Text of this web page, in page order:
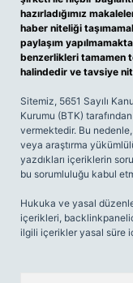
hazırladığımız
haber niteliği
paylaşım
benzerlikleri tamamen
halindedir ve tavsiye
Sitemiz, 5651 Sayılı
Kurumu (BTK)
vermektedir. Bu
veya araştırma
yazdıkları içeriklerin
bu sorumluluğu kabul
Hukuka ve yasal
içerikleri,
ilgili içerikler yasal süre